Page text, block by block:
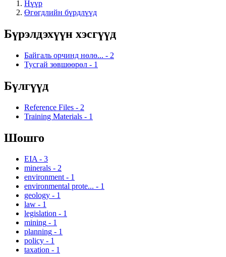
Нүүр
Өгөгдлийн бүрдлүүд
Бүрэлдэхүүн хэсгүүд
Байгаль орчинд нөлө... - 2
Тусгай зөвшөөрөл - 1
Бүлгүүд
Reference Files - 2
Training Materials - 1
Шошго
EIA - 3
minerals - 2
environment - 1
environmental prote... - 1
geology - 1
law - 1
legislation - 1
mining - 1
planning - 1
policy - 1
taxation - 1